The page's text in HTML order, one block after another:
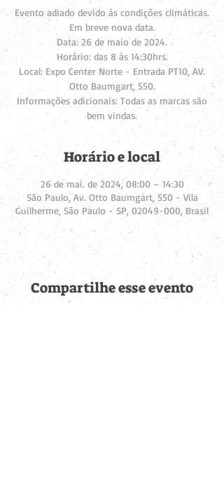
Evento adiado devido às condições climáticas.
Em breve nova data.
Data: 26 de maio de 2024.
Horário: das 8 às 14:30hrs.
Local: Expo Center Norte - Entrada PT10, AV.
Otto Baumgart, 550.
Informações adicionais: Todas as marcas são
bem vindas.
Horário e local
26 de mai. de 2024, 08:00 – 14:30
São Paulo, Av. Otto Baumgart, 550 - Vila
Guilherme, São Paulo - SP, 02049-000, Brasil
Compartilhe esse evento